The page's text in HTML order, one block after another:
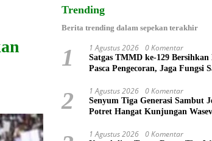
Trending
Berita trending dalam sepekan terakhir
1 1 Agustus 2026 0 Komentar
Satgas TMMD ke-129 Bersihkan
Pasca Pengecoran, Jaga Fungsi
2 1 Agustus 2026 0 Komentar
Senyum Tiga Generasi Sambut
Potret Hangat Kunjungan
1 Agustus 2026 0 Komentar